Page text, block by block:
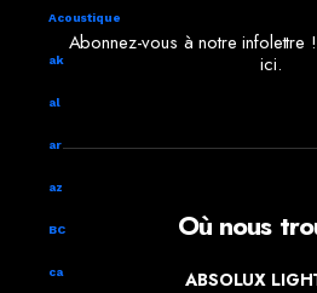
Acoustique
ak
al
ar
az
BC
ca
Abonnez-vous à notre infolettre
ici.
Où nous
ABSOLUX